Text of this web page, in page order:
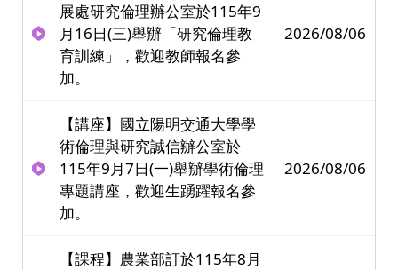
展處研究倫理辦公室於115年9
月16日(三)舉辦「研究倫理教
育訓練」，歡迎教師報名參
加。
2026/08/06
【講座】國立陽明交通大學學
術倫理與研究誠信辦公室於
115年9月7日(一)舉辦學術倫理
專題講座，歡迎生踴躍報名參
加。
2026/08/06
【課程】農業部訂於115年8月